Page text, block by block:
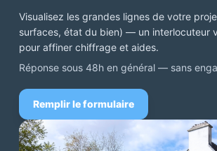
Visualisez les grandes lignes de votre
surfaces, état du bien) — un interlocuteur
pour affiner chiffrage et aides.
Réponse sous 48h en général — sans
Remplir le formulaire